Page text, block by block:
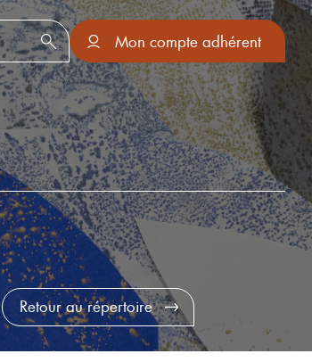
Mon compte adhérent
Retour au répertoire